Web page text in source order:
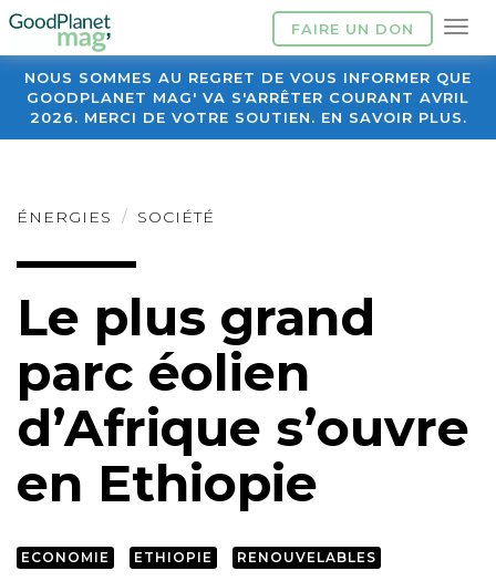
FAIRE UN DON
NOUS SOMMES AU REGRET DE VOUS INFORMER QUE
GOODPLANET MAG' VA S'ARRÊTER COURANT AVRIL
2026. MERCI DE VOTRE SOUTIEN. EN SAVOIR PLUS.
ÉNERGIES SOCIÉTÉ
Le plus grand
parc éolien
d’Afrique s’ouvre
en Ethiopie
ECONOMIE ETHIOPIE RENOUVELABLES